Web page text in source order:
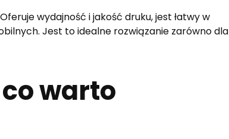
wydajność i jakość druku, jest łatwy w
Jest to idealne rozwiązanie zarówno dla
warto